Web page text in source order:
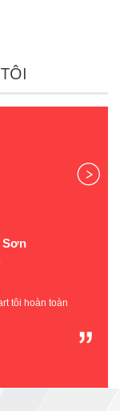
Non X20
X20
ART tạo hình